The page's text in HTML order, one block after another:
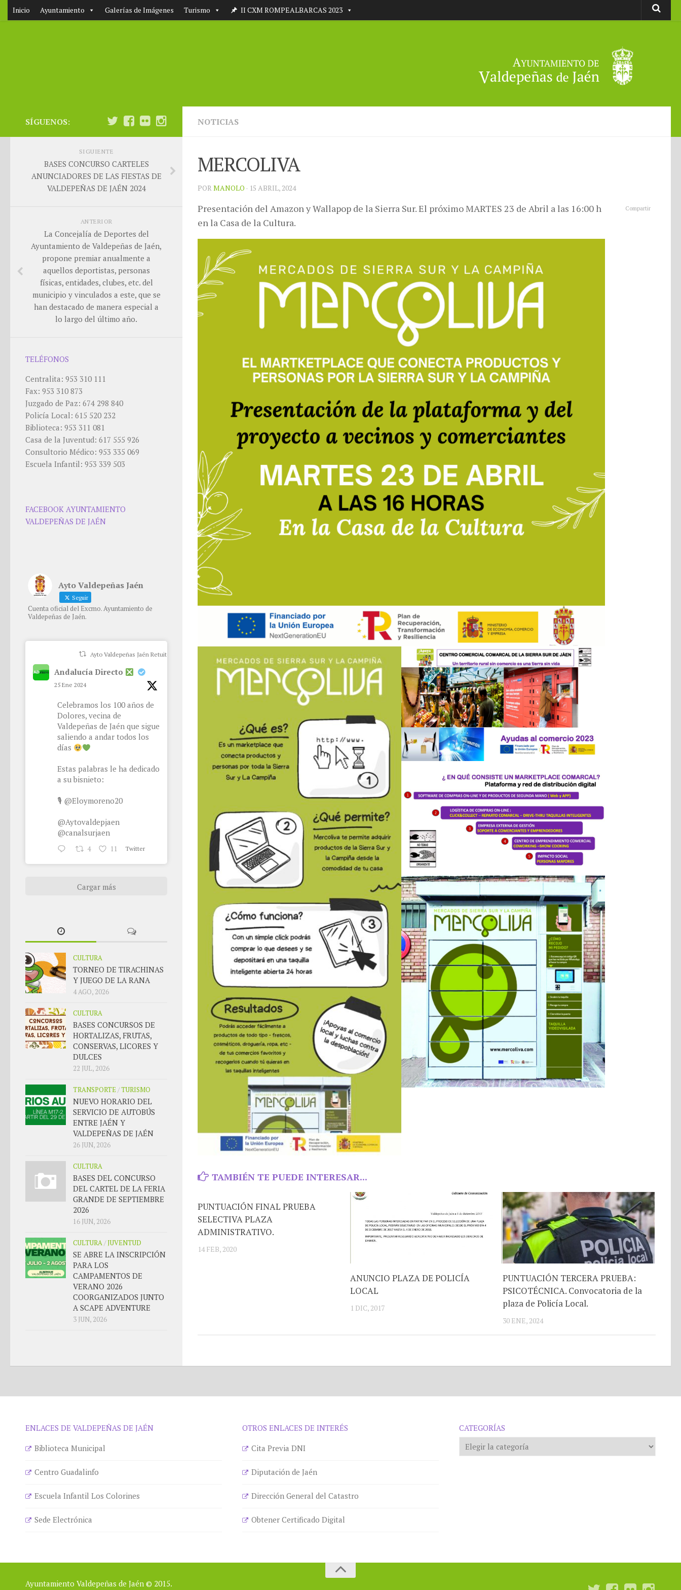
Inicio Ayuntamiento Galerías de Imágenes Turismo II CXM ROMPEALBARCAS 2023
NOTICIAS
MERCOLIVA
POR MANOLO · 15 ABRIL, 2024
Presentación del Amazon y Wallapop de la Sierra Sur. El próximo MARTES 23 de Abril a las 16:00 h
en la Casa de la Cultura.
Compartir
TAMBIÉN TE PUEDE INTERESAR...
PUNTUACIÓN FINAL PRUEBA
SELECTIVA PLAZA
ADMINISTRATIVO.
14 FEB, 2020
ANUNCIO PLAZA DE POLICÍA
LOCAL
1 DIC, 2017
PUNTUACIÓN TERCERA PRUEBA:
PSICOTÉCNICA. Convocatoria de la
plaza de Policía Local.
30 ENE, 2024
SÍGUENOS:
SIGUIENTE
BASES CONCURSO CARTELES
ANUNCIADORES DE LAS FIESTAS DE
VALDEPEÑAS DE JAÉN 2024
ANTERIOR
La Concejalía de Deportes del
Ayuntamiento de Valdepeñas de Jaén,
propone premiar anualmente a
aquellos deportistas, personas
físicas, entidades, clubes, etc. del
municipio y vinculados a este, que se
han destacado de manera especial a
lo largo del último año.
TELÉFONOS
Centralita: 953 310 111
Fax: 953 310 873
Juzgado de Paz: 674 298 840
Policía Local: 615 520 232
Biblioteca: 953 311 081
Casa de la Juventud: 617 555 926
Consultorio Médico: 953 335 069
Escuela Infantil: 953 339 503
FACEBOOK AYUNTAMIENTO
VALDEPEÑAS DE JAÉN
Ayto Valdepeñas Jaén
Seguir
Cuenta oficial del Excmo. Ayuntamiento de
Valdepeñas de Jaén.
Ayto Valdepeñas Jaén Retuiteado
Andalucía Directo
25 Ene 2024
Celebramos los 100 años de
Dolores, vecina de
Valdepeñas de Jaén que sigue
saliendo a andar todos los
días
Estas palabras le ha dedicado
a su bisnieto:
🎙 @Eloymoreno20
@Aytovaldepjaen
@canalsurjaen
4 11 Twitter
Cargar más
CULTURA
TORNEO DE TIRACHINAS
Y JUEGO DE LA RANA
4 AGO, 2026
CULTURA
BASES CONCURSOS DE
HORTALIZAS, FRUTAS,
CONSERVAS, LICORES Y
DULCES
22 JUL, 2026
TRANSPORTE/TURISMO
NUEVO HORARIO DEL
SERVICIO DE AUTOBÚS
ENTRE JAÉN Y
VALDEPEÑAS DE JAÉN
26 JUN, 2026
CULTURA
BASES DEL CONCURSO
DEL CARTEL DE LA FERIA
GRANDE DE SEPTIEMBRE
2026
16 JUN, 2026
CULTURA/JUVENTUD
SE ABRE LA INSCRIPCIÓN
PARA LOS
CAMPAMENTOS DE
VERANO 2026
COORGANIZADOS JUNTO
A SCAPE ADVENTURE
3 JUN, 2026
ENLACES DE VALDEPEÑAS DE JAÉN
Biblioteca Municipal
Centro Guadalinfo
Escuela Infantil Los Colorines
Sede Electrónica
OTROS ENLACES DE INTERÉS
Cita Previa DNI
Diputación de Jaén
Dirección General del Catastro
Obtener Certificado Digital
CATEGORÍAS
Categorías
Ayuntamiento Valdepeñas de Jaén © 2015.